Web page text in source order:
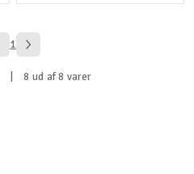
1
8 ud af 8 varer